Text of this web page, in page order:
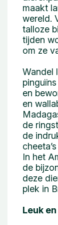
maakt
wereld.
talloze
tijden
om ze
Wandel
en
en
de
de
In het
de
deze
plek in
Leuk